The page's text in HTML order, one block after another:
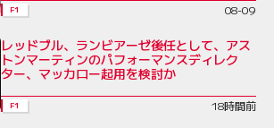
F1 08-09
レッドブル、ランビアーゼ後任として、アス
トンマーティンのパフォーマンスディレク
ター、マッカロー起用を検討か
F1 18時間前